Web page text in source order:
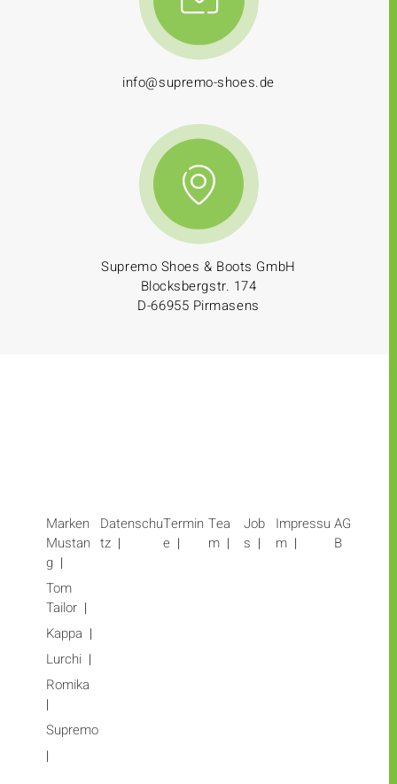
info@supremo-shoes.de
Supremo Shoes & Boots GmbH
Blocksbergstr. 174
D-66955 Pirmasens
Marken
Mustan
g
Tom
Tailor
Kappa
Lurchi
Romika
Supremo
Datenschu
tz
Termin
e
Tea
m
Job
s
Impressu
m
AG
B